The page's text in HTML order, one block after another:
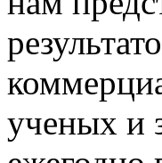
ученых и